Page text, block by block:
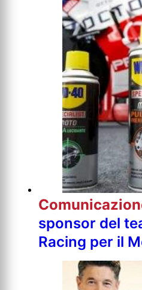
sponsor del
Racing per il